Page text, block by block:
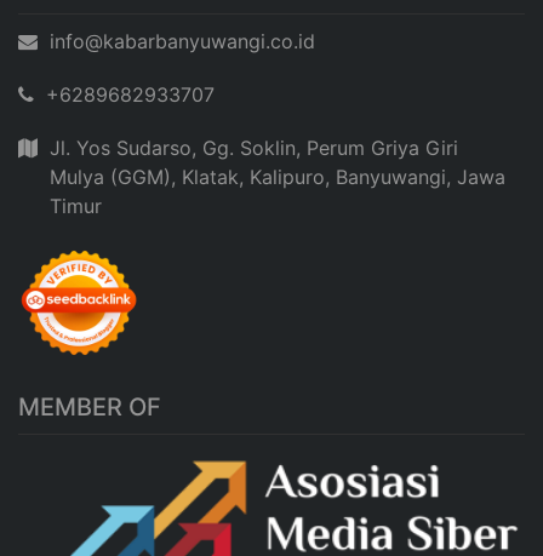
info@kabarbanyuwangi.co.id
+6289682933707
Jl. Yos Sudarso, Gg. Soklin, Perum Griya Giri
Mulya (GGM), Klatak, Kalipuro, Banyuwangi, Jawa
Timur
MEMBER OF